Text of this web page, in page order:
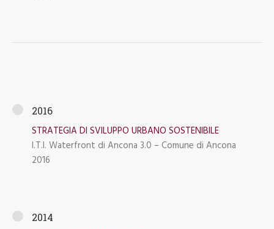
2016
STRATEGIA DI SVILUPPO URBANO SOSTENIBILE
I.T.I. Waterfront di Ancona 3.0 – Comune di Ancona
2016
2014